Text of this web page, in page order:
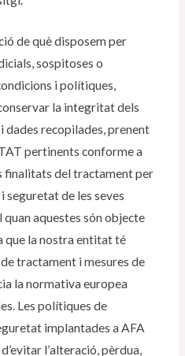
de què disposem per
sospitoses o
i polítiques,
la integritat dels
dades recopilades, prenent
pertinents conforme a
finalitats del tractament per
de les seves
aquestes són objecte
que la nostra entitat té
tractament i mesures de
la normativa europea
Les polítiques de
implantades a AFA
l’alteració, pèrdua,